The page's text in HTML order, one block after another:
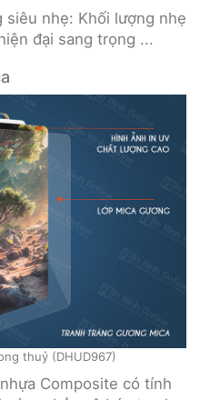
nhẹ: Khối lượng nhẹ
đại sang trọng ...
thuỷ (DHUD967)
Composite có tính